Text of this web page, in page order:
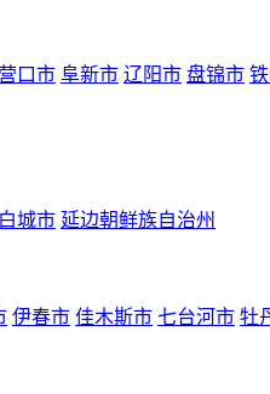
营口市 阜新市 辽阳市 盘锦市
白城市 延边朝鲜族自治州
伊春市 佳木斯市 七台河市 牡